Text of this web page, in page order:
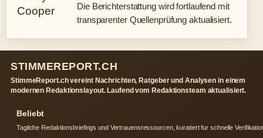
Die Berichterstattung wird fortlaufend mit
transparenter Quellenprüfung aktualisiert.
STIMMEREPORT.CH
StimmeReport.ch vereint Nachrichten, Ratgeber und Analysen in einem
modernen Redaktionslayout. Laufend vom Redaktionsteam aktualisiert.
Beliebt
Tagliche Redaktionsbriefings und Vertrauensressourcen, kuratiert fur schnelle